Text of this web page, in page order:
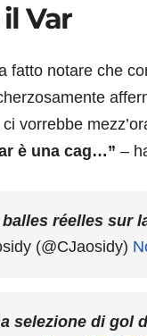
Var
fatto notare che
vorrebbe
è una cag…” –
réelles sur
(@CJaosidy)
selezione di gol